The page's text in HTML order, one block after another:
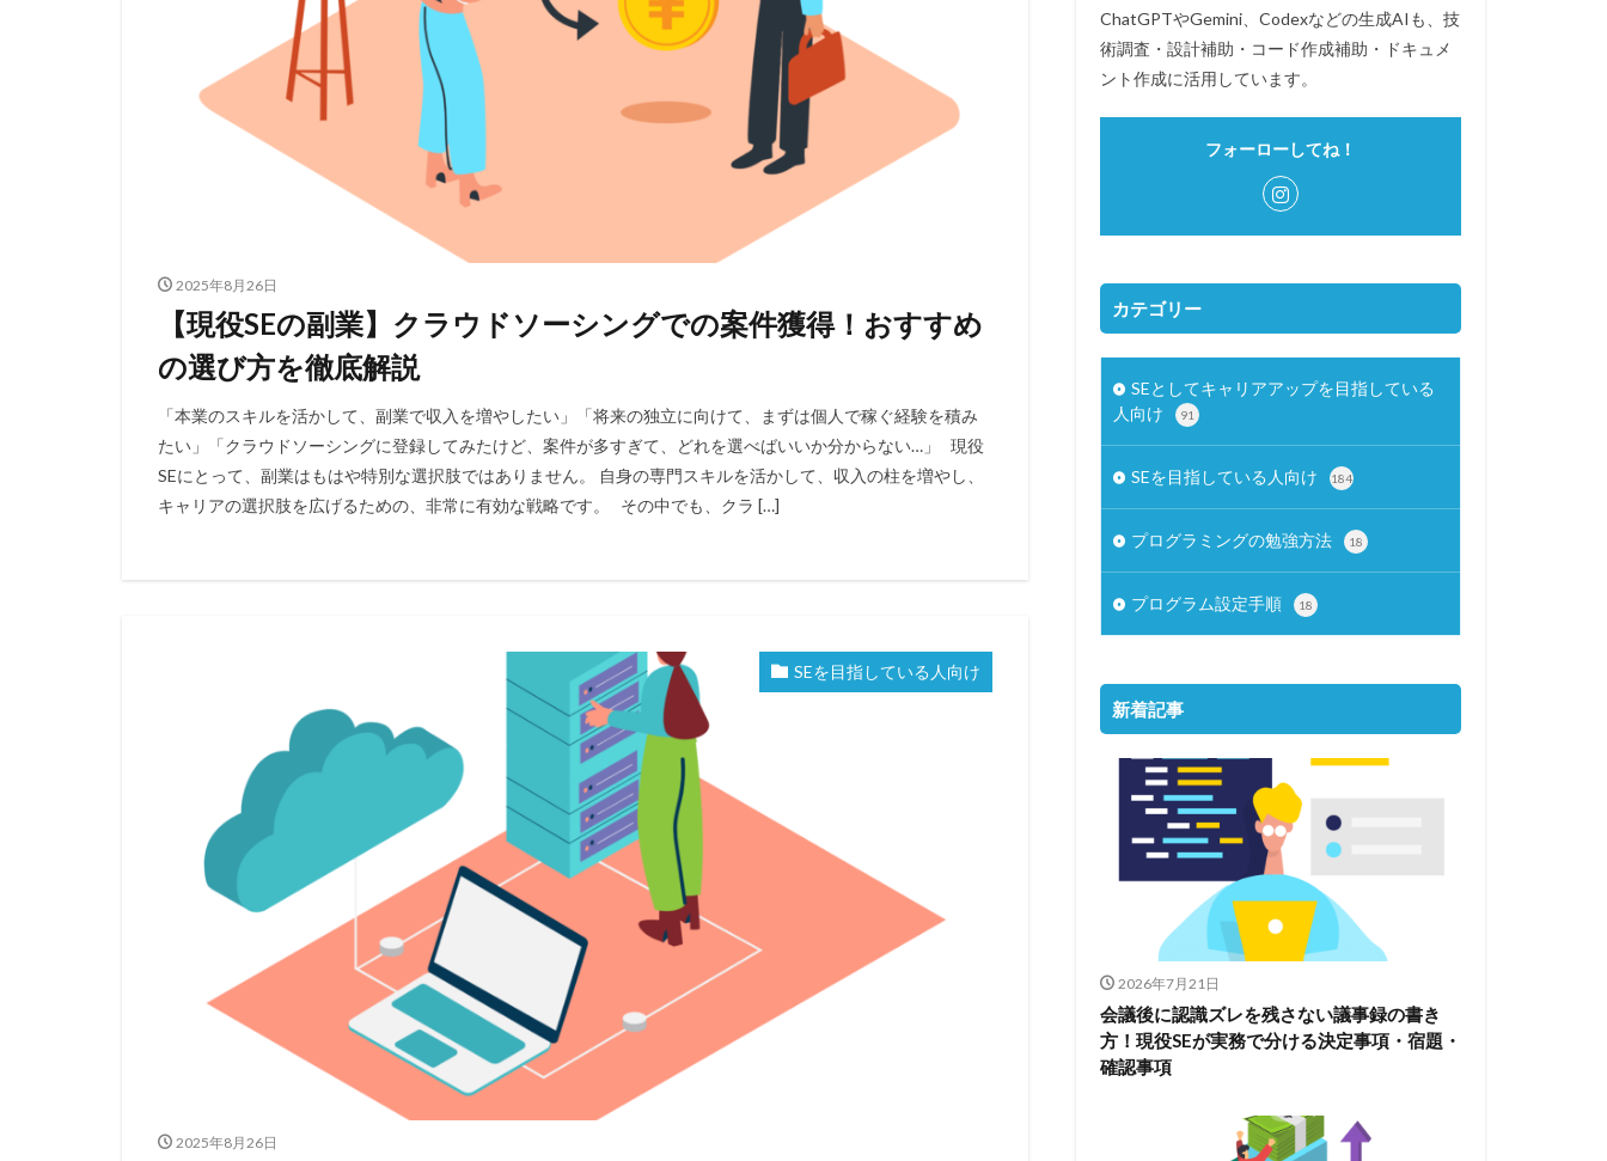
2025年8月26日
【現役SEの副業】クラウドソーシングでの案件獲得！おすすめ
の選び方を徹底解説
「本業のスキルを活かして、副業で収入を増やしたい」「将来の独立に向けて、まずは個人で稼ぐ経験を積み
たい」「クラウドソーシングに登録してみたけど、案件が多すぎて、どれを選べばいいか分からない…」 現役
SEにとって、副業はもはや特別な選択肢ではありません。 自身の専門スキルを活かして、収入の柱を増やし、
キャリアの選択肢を広げるための、非常に有効な戦略です。 その中でも、クラ […]
SEを目指している人向け
2025年8月26日
ChatGPTやGemini、Codexなどの生成AIも、技
術調査・設計補助・コード作成補助・ドキュメ
ント作成に活用しています。
フォーローしてね！
カテゴリー
SEとしてキャリアアップを目指している
人向け
91
SEを目指している人向け 184
プログラミングの勉強方法 18
プログラム設定手順 18
新着記事
2026年7月21日
会議後に認識ズレを残さない議事録の書き
方！現役SEが実務で分ける決定事項・宿題・
確認事項